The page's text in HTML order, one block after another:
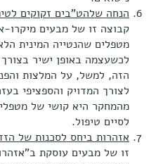
הנחה שלהט"בים זקוקים
קבוצה זו של מבעים מיקרו-
מטפלים שהנטייה המינית
לכשעצמה באופן ישיר
הזה, למשל, על המלצות
לצורך המדויק והספציפי
מהמחקר היא קושי של
לסיים טיפול.
אזהרות ביחס לסכנות של
זו של מבעים עוסקת